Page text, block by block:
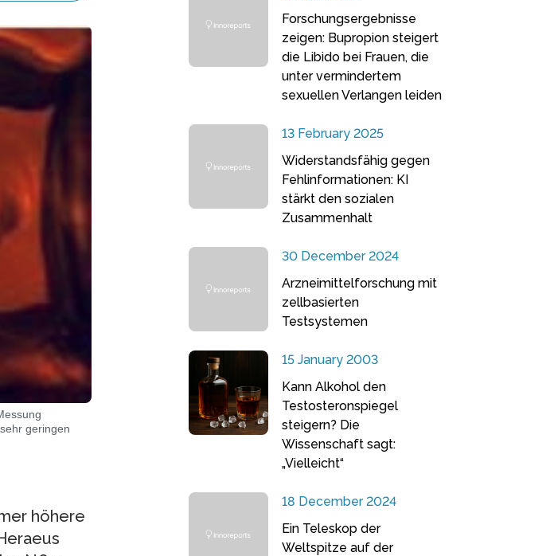
geringen
höhere
Forschungsergebnisse
zeigen: Bupropion steigert
die Libido bei Frauen, die
unter vermindertem
sexuellen Verlangen leiden
13 February 2025
Widerstandsfähig gegen
Fehlinformationen: KI
stärkt den sozialen
Zusammenhalt
30 December 2024
Arzneimittelforschung mit
zellbasierten
Testsystemen
15 January 2003
Kann Alkohol den
Testosteronspiegel
steigern? Die
Wissenschaft sagt:
„Vielleicht“
18 December 2024
Ein Teleskop der
Weltspitze auf der